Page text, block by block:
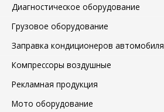
Диагностическое оборудование
Грузовое оборудование
Заправка кондиционеров автомобиля
Компрессоры воздушные
Рекламная продукция
Мото оборудование